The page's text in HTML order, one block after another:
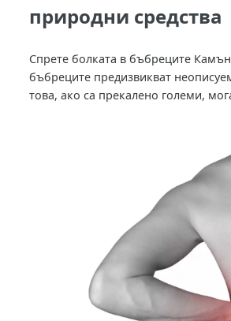
природни средства
Спрете болката в бъбреците
бъбреците предизвикват
това, ако са прекалено големи,